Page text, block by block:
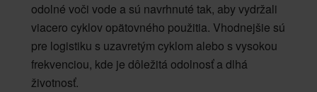
odolné voči vode a sú navrhnuté tak, aby vydržali
viacero cyklov opätovného použitia. Vhodnejšie sú
pre logistiku s uzavretým cyklom alebo s vysokou
frekvenciou, kde je dôležitá odolnosť a dlhá
životnosť.